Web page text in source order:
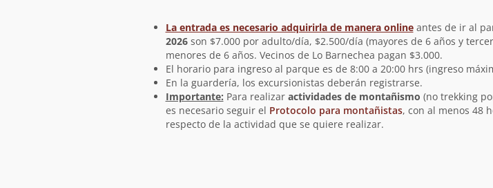
La entrada es necesario adquirirla de manera onlineantes de ir al
2026son $7.000 por adulto/día, $2.500/día (mayores de 6 años y
menores de 6 años. Vecinos de Lo Barnechea pagan $3.000.
El horario para ingreso al parque es de 8:00 a 20:00 hrs (ingreso
En la guardería, los excursionistas deberán registrarse.
Importante: Para realizar actividades de montañismo (no trekking
es necesario seguir el Protocolo para montañistas, con al menos 48
respecto de la actividad que se quiere realizar.